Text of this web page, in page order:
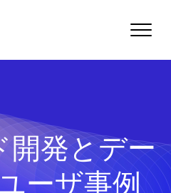
Toggle
開発とデー
ーザ事例